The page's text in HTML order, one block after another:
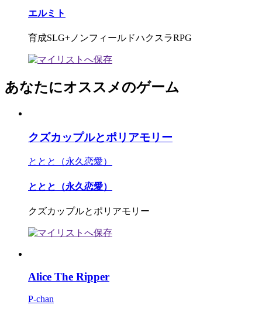
エルミト
育成SLG+ノンフィールドハクスラRPG
あなたにオススメのゲーム
クズカップルとポリアモリー
ととと（永久恋愛）
ととと（永久恋愛）
クズカップルとポリアモリー
Alice The Ripper
P-chan